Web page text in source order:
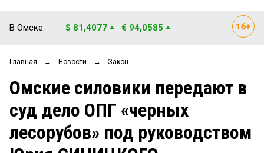
ОБЩЕСТВО
ЗАКОН
НОВОСТИ КОМПАНИЙ
ПРОИСШЕСТВИЯ
Рейтинги
Блоги
Архив
В Омске: $ 81,4077 € 94,0585
Главная → Новости → Закон
Омские силовики передают в
суд дело ОПГ «черных
лесорубов» под руководством